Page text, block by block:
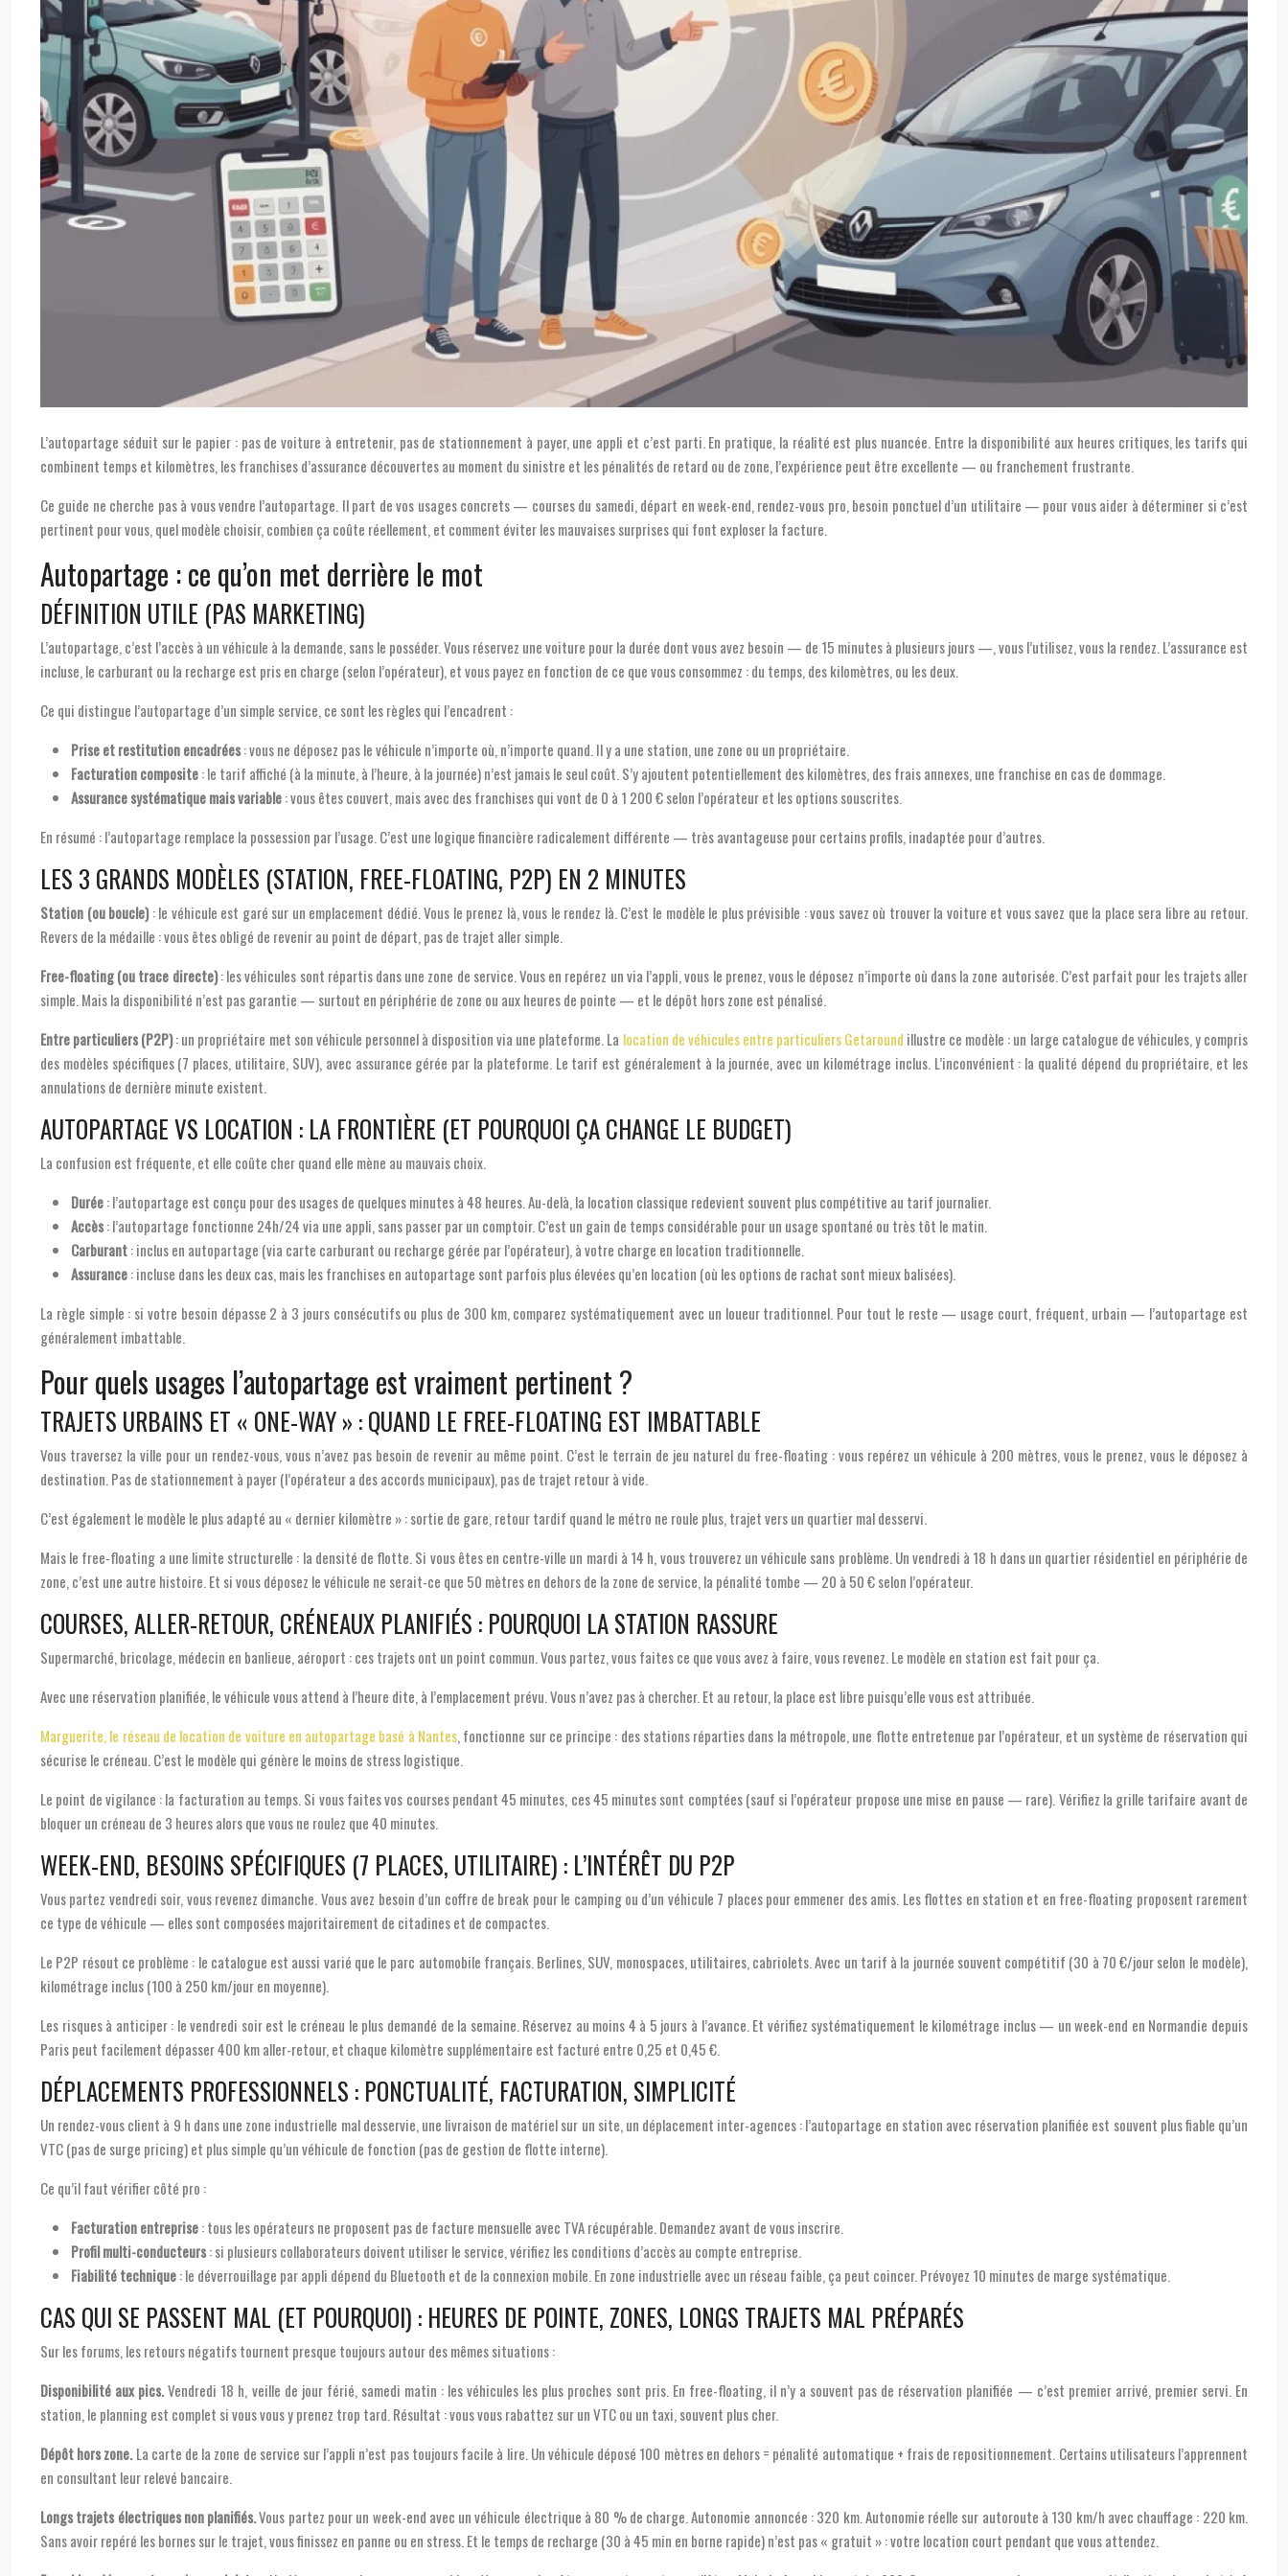
L’autopartage séduit sur le papier : pas de voiture à entretenir, pas de stationnement à payer, une appli et c’est parti. En pratique, la réalité est plus nuancée. Entre la disponibilité aux heures critiques, les tarifs qui
combinent temps et kilomètres, les franchises d’assurance découvertes au moment du sinistre et les pénalités de retard ou de zone, l’expérience peut être excellente — ou franchement frustrante.
Ce guide ne cherche pas à vous vendre l’autopartage. Il part de vos usages concrets — courses du samedi, départ en week-end, rendez-vous pro, besoin ponctuel d’un utilitaire — pour vous aider à déterminer si c’est
pertinent pour vous, quel modèle choisir, combien ça coûte réellement, et comment éviter les mauvaises surprises qui font exploser la facture.
Autopartage : ce qu’on met derrière le mot
DÉFINITION UTILE (PAS MARKETING)
L’autopartage, c’est l’accès à un véhicule à la demande, sans le posséder. Vous réservez une voiture pour la durée dont vous avez besoin — de 15 minutes à plusieurs jours —, vous l’utilisez, vous la rendez. L’assurance est
incluse, le carburant ou la recharge est pris en charge (selon l’opérateur), et vous payez en fonction de ce que vous consommez : du temps, des kilomètres, ou les deux.
Ce qui distingue l’autopartage d’un simple service, ce sont les règles qui l’encadrent :
Prise et restitution encadrées: vous ne déposez pas le véhicule n’importe où, n’importe quand. Il y a une station, une zone ou un propriétaire.
Facturation composite: le tarif affiché (à la minute, à l’heure, à la journée) n’est jamais le seul coût. S’y ajoutent potentiellement des kilomètres, des frais annexes, une franchise en cas de dommage.
Assurance systématique mais variable: vous êtes couvert, mais avec des franchises qui vont de 0 à 1 200 € selon l’opérateur et les options souscrites.
En résumé : l’autopartage remplace la possession par l’usage. C’est une logique financière radicalement différente — très avantageuse pour certains profils, inadaptée pour d’autres.
LES 3 GRANDS MODÈLES (STATION, FREE-FLOATING, P2P) EN 2 MINUTES
Station (ou boucle): le véhicule est garé sur un emplacement dédié. Vous le prenez là, vous le rendez là. C’est le modèle le plus prévisible : vous savez où trouver la voiture et vous savez que la place sera libre au retour.
Revers de la médaille : vous êtes obligé de revenir au point de départ, pas de trajet aller simple.
Free-floating (ou trace directe): les véhicules sont répartis dans une zone de service. Vous en repérez un via l’appli, vous le prenez, vous le déposez n’importe où dans la zone autorisée. C’est parfait pour les trajets aller
simple. Mais la disponibilité n’est pas garantie — surtout en périphérie de zone ou aux heures de pointe — et le dépôt hors zone est pénalisé.
Entre particuliers (P2P): un propriétaire met son véhicule personnel à disposition via une plateforme. La location de véhicules entre particuliers Getaround illustre ce modèle : un large catalogue de véhicules, y compris
des modèles spécifiques (7 places, utilitaire, SUV), avec assurance gérée par la plateforme. Le tarif est généralement à la journée, avec un kilométrage inclus. L’inconvénient : la qualité dépend du propriétaire, et les
annulations de dernière minute existent.
AUTOPARTAGE VS LOCATION : LA FRONTIÈRE (ET POURQUOI ÇA CHANGE LE BUDGET)
La confusion est fréquente, et elle coûte cher quand elle mène au mauvais choix.
Durée: l’autopartage est conçu pour des usages de quelques minutes à 48 heures. Au-delà, la location classique redevient souvent plus compétitive au tarif journalier.
Accès: l’autopartage fonctionne 24h/24 via une appli, sans passer par un comptoir. C’est un gain de temps considérable pour un usage spontané ou très tôt le matin.
Carburant: inclus en autopartage (via carte carburant ou recharge gérée par l’opérateur), à votre charge en location traditionnelle.
Assurance: incluse dans les deux cas, mais les franchises en autopartage sont parfois plus élevées qu’en location (où les options de rachat sont mieux balisées).
La règle simple : si votre besoin dépasse 2 à 3 jours consécutifs ou plus de 300 km, comparez systématiquement avec un loueur traditionnel. Pour tout le reste — usage court, fréquent, urbain — l’autopartage est
généralement imbattable.
Pour quels usages l’autopartage est vraiment pertinent ?
TRAJETS URBAINS ET « ONE-WAY » : QUAND LE FREE-FLOATING EST IMBATTABLE
Vous traversez la ville pour un rendez-vous, vous n’avez pas besoin de revenir au même point. C’est le terrain de jeu naturel du free-floating : vous repérez un véhicule à 200 mètres, vous le prenez, vous le déposez à
destination. Pas de stationnement à payer (l’opérateur a des accords municipaux), pas de trajet retour à vide.
C’est également le modèle le plus adapté au « dernier kilomètre » : sortie de gare, retour tardif quand le métro ne roule plus, trajet vers un quartier mal desservi.
Mais le free-floating a une limite structurelle : la densité de flotte. Si vous êtes en centre-ville un mardi à 14 h, vous trouverez un véhicule sans problème. Un vendredi à 18 h dans un quartier résidentiel en périphérie de
zone, c’est une autre histoire. Et si vous déposez le véhicule ne serait-ce que 50 mètres en dehors de la zone de service, la pénalité tombe — 20 à 50 € selon l’opérateur.
COURSES, ALLER-RETOUR, CRÉNEAUX PLANIFIÉS : POURQUOI LA STATION RASSURE
Supermarché, bricolage, médecin en banlieue, aéroport : ces trajets ont un point commun. Vous partez, vous faites ce que vous avez à faire, vous revenez. Le modèle en station est fait pour ça.
Avec une réservation planifiée, le véhicule vous attend à l’heure dite, à l’emplacement prévu. Vous n’avez pas à chercher. Et au retour, la place est libre puisqu’elle vous est attribuée.
Marguerite, le réseau de location de voiture en autopartage basé à Nantes, fonctionne sur ce principe : des stations réparties dans la métropole, une flotte entretenue par l’opérateur, et un système de réservation qui
sécurise le créneau. C’est le modèle qui génère le moins de stress logistique.
Le point de vigilance : la facturation au temps. Si vous faites vos courses pendant 45 minutes, ces 45 minutes sont comptées (sauf si l’opérateur propose une mise en pause — rare). Vérifiez la grille tarifaire avant de
bloquer un créneau de 3 heures alors que vous ne roulez que 40 minutes.
WEEK-END, BESOINS SPÉCIFIQUES (7 PLACES, UTILITAIRE) : L’INTÉRÊT DU P2P
Vous partez vendredi soir, vous revenez dimanche. Vous avez besoin d’un coffre de break pour le camping ou d’un véhicule 7 places pour emmener des amis. Les flottes en station et en free-floating proposent rarement
ce type de véhicule — elles sont composées majoritairement de citadines et de compactes.
Le P2P résout ce problème : le catalogue est aussi varié que le parc automobile français. Berlines, SUV, monospaces, utilitaires, cabriolets. Avec un tarif à la journée souvent compétitif (30 à 70 €/jour selon le modèle),
kilométrage inclus (100 à 250 km/jour en moyenne).
Les risques à anticiper : le vendredi soir est le créneau le plus demandé de la semaine. Réservez au moins 4 à 5 jours à l’avance. Et vérifiez systématiquement le kilométrage inclus — un week-end en Normandie depuis
Paris peut facilement dépasser 400 km aller-retour, et chaque kilomètre supplémentaire est facturé entre 0,25 et 0,45 €.
DÉPLACEMENTS PROFESSIONNELS : PONCTUALITÉ, FACTURATION, SIMPLICITÉ
Un rendez-vous client à 9 h dans une zone industrielle mal desservie, une livraison de matériel sur un site, un déplacement inter-agences : l’autopartage en station avec réservation planifiée est souvent plus fiable qu’un
VTC (pas de surge pricing) et plus simple qu’un véhicule de fonction (pas de gestion de flotte interne).
Ce qu’il faut vérifier côté pro :
Facturation entreprise: tous les opérateurs ne proposent pas de facture mensuelle avec TVA récupérable. Demandez avant de vous inscrire.
Profil multi-conducteurs: si plusieurs collaborateurs doivent utiliser le service, vérifiez les conditions d’accès au compte entreprise.
Fiabilité technique: le déverrouillage par appli dépend du Bluetooth et de la connexion mobile. En zone industrielle avec un réseau faible, ça peut coincer. Prévoyez 10 minutes de marge systématique.
CAS QUI SE PASSENT MAL (ET POURQUOI) : HEURES DE POINTE, ZONES, LONGS TRAJETS MAL PRÉPARÉS
Sur les forums, les retours négatifs tournent presque toujours autour des mêmes situations :
Disponibilité aux pics.Vendredi 18 h, veille de jour férié, samedi matin : les véhicules les plus proches sont pris. En free-floating, il n’y a souvent pas de réservation planifiée — c’est premier arrivé, premier servi. En
station, le planning est complet si vous vous y prenez trop tard. Résultat : vous vous rabattez sur un VTC ou un taxi, souvent plus cher.
Dépôt hors zone.La carte de la zone de service sur l’appli n’est pas toujours facile à lire. Un véhicule déposé 100 mètres en dehors = pénalité automatique + frais de repositionnement. Certains utilisateurs l’apprennent
en consultant leur relevé bancaire.
Longs trajets électriques non planifiés.Vous partez pour un week-end avec un véhicule électrique à 80 % de charge. Autonomie annoncée : 320 km. Autonomie réelle sur autoroute à 130 km/h avec chauffage : 220 km.
Sans avoir repéré les bornes sur le trajet, vous finissez en panne ou en stress. Et le temps de recharge (30 à 45 min en borne rapide) n’est pas « gratuit » : votre location court pendant que vous attendez.